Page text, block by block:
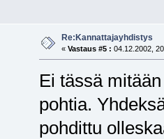
Re:Kannattajayhdistys
« Vastaus #5 : 04.12.2002,
Ei tässä
pohtia.
pohdittu